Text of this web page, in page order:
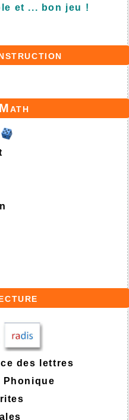
et ... bon jeu !
des lettres
Phonique